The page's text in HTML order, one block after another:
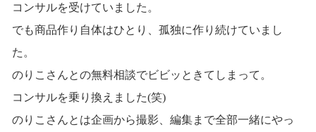
コンサルを受けていました。
でも商品作り自体はひとり、孤独に作り続けていまし
た。
のりこさんとの無料相談でビビッときてしまって。
コンサルを乗り換えました(笑)
のりこさんとは企画から撮影、編集まで全部一緒にやっ